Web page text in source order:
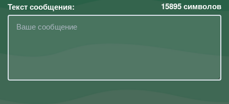
Текст сообщения: 15895символов